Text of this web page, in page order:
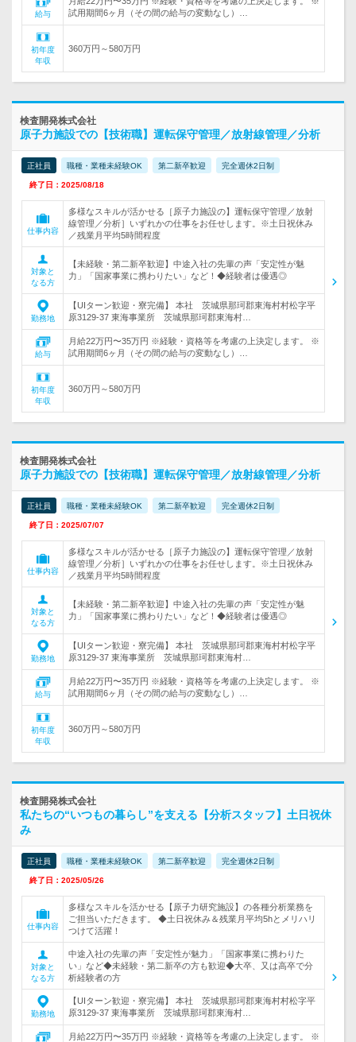
給与
試用期間6ヶ月（その間の給与の変動なし）…
初年度
年収
360万円～580万円
検査開発株式会社
原子力施設での【技術職】運転保守管理／放射線管理／分析
正社員 職種・業種未経験OK 第二新卒歓迎 完全週休2日制
終了日：2025/08/18
仕事内容
多様なスキルが活かせる［原子力施設の】運転保守管理／放射
線管理／分析］いずれかの仕事をお任せします。※土日祝休み
／残業月平均5時間程度
対象と
なる方
【未経験・第二新卒歓迎】中途入社の先輩の声「安定性が魅
力」「国家事業に携わりたい」など！◆経験者は優遇◎
勤務地
【UIターン歓迎・寮完備】 本社 茨城県那珂郡東海村村松字平
原3129-37 東海事業所 茨城県那珂郡東海村…
給与
月給22万円〜35万円 ※経験・資格等を考慮の上決定します。 ※
試用期間6ヶ月（その間の給与の変動なし）…
初年度
年収
360万円～580万円
検査開発株式会社
原子力施設での【技術職】運転保守管理／放射線管理／分析
正社員 職種・業種未経験OK 第二新卒歓迎 完全週休2日制
終了日：2025/07/07
仕事内容
多様なスキルが活かせる［原子力施設の】運転保守管理／放射
線管理／分析］いずれかの仕事をお任せします。※土日祝休み
／残業月平均5時間程度
対象と
なる方
【未経験・第二新卒歓迎】中途入社の先輩の声「安定性が魅
力」「国家事業に携わりたい」など！◆経験者は優遇◎
勤務地
【UIターン歓迎・寮完備】 本社 茨城県那珂郡東海村村松字平
原3129-37 東海事業所 茨城県那珂郡東海村…
給与
月給22万円〜35万円 ※経験・資格等を考慮の上決定します。 ※
試用期間6ヶ月（その間の給与の変動なし）…
初年度
年収
360万円～580万円
検査開発株式会社
私たちの“いつもの暮らし”を支える【分析スタッフ】土日祝休
み
正社員 職種・業種未経験OK 第二新卒歓迎 完全週休2日制
終了日：2025/05/26
仕事内容
多様なスキルを活かせる【原子力研究施設】の各種分析業務を
ご担当いただきます。 ◆土日祝休み＆残業月平均5hとメリハリ
つけて活躍！
対象と
なる方
中途入社の先輩の声「安定性が魅力」「国家事業に携わりた
い」など◆未経験・第二新卒の方も歓迎◆大卒、又は高卒で分
析経験者の方
勤務地
【UIターン歓迎・寮完備】 本社 茨城県那珂郡東海村村松字平
原3129-37 東海事業所 茨城県那珂郡東海村…
月給22万円〜35万円 ※経験・資格等を考慮の上決定します。 ※